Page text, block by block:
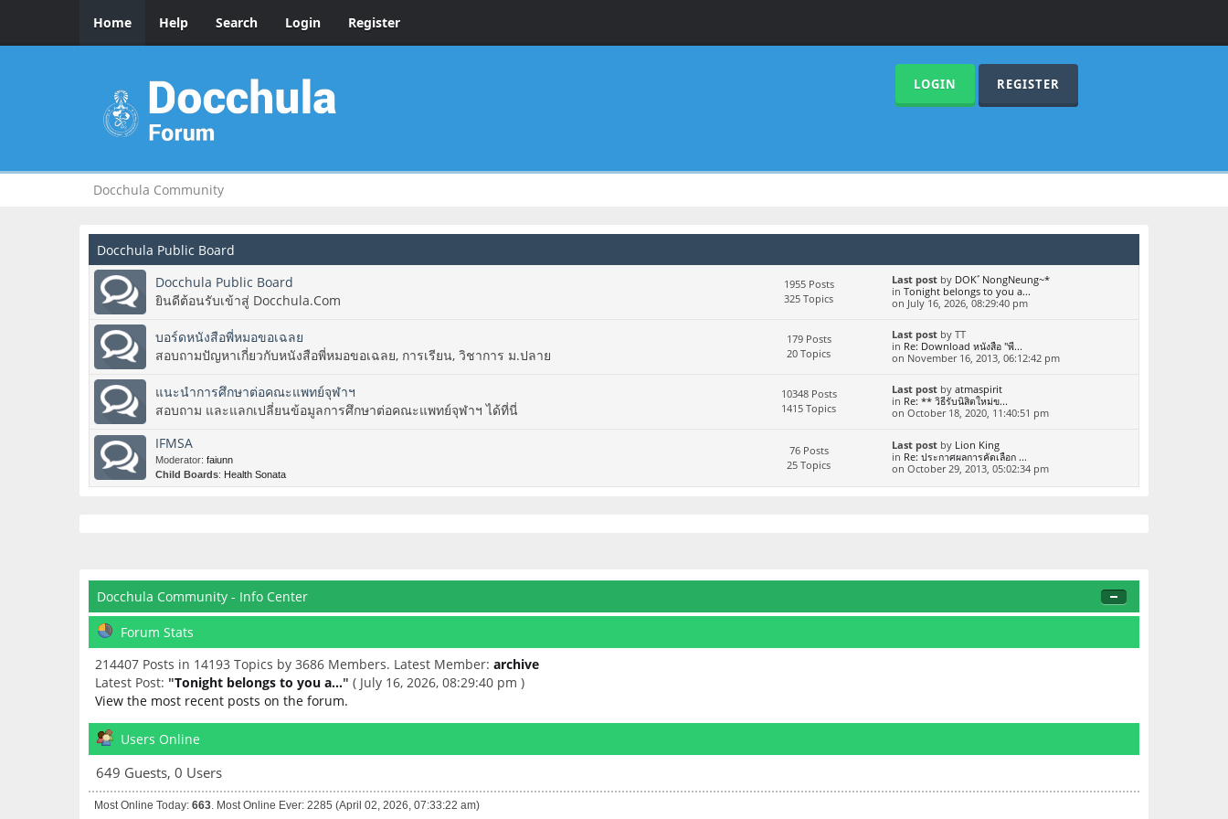
Home Help Search Login Register
LOGIN REGISTER
Docchula Community
Docchula Public Board
Docchula Public Board
ยินดีต้อนรับเข้าสู่ Docchula.Com
1955 Posts
325 Topics
Last post by DOKﾞNongNeung~*
in Tonight belongs to you a...
on July 16, 2026, 08:29:40 pm
บอร์ดหนังสือพี่หมอขอเฉลย
สอบถามปัญหาเกี่ยวกับหนังสือพี่หมอขอเฉลย, การเรียน, วิชาการ ม.ปลาย
179 Posts
20 Topics
Last post by TT
in Re: Download หนังสือ "พี...
on November 16, 2013, 06:12:42 pm
แนะนำการศึกษาต่อคณะแพทย์จุฬาฯ
สอบถาม และแลกเปลี่ยนข้อมูลการศึกษาต่อคณะแพทย์จุฬาฯ ได้ที่นี่
10348 Posts
1415 Topics
Last post by atmaspirit
in Re: ** วิธีรับนิสิตใหม่ข...
on October 18, 2020, 11:40:51 pm
IFMSA
Moderator: faiunn
Child Boards: Health Sonata
76 Posts
25 Topics
Last post by Lion King
in Re: ประกาศผลการคัดเลือก ...
on October 29, 2013, 05:02:34 pm
Docchula Community - Info Center
Forum Stats
214407 Posts in 14193 Topics by 3686 Members. Latest Member: archive
Latest Post: "Tonight belongs to you a..." ( July 16, 2026, 08:29:40 pm )
View the most recent posts on the forum.
Users Online
649 Guests, 0 Users
Most Online Today: 663. Most Online Ever: 2285 (April 02, 2026, 07:33:22 am)